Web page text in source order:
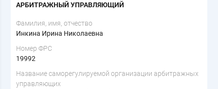
АРБИТРАЖНЫЙ УПРАВЛЯЮЩИЙ
Фамилия, имя, отчество
Инкина Ирина Николаевна
Номер ФРС
19992
Название саморегулируемой организации арбитражных
управляющих